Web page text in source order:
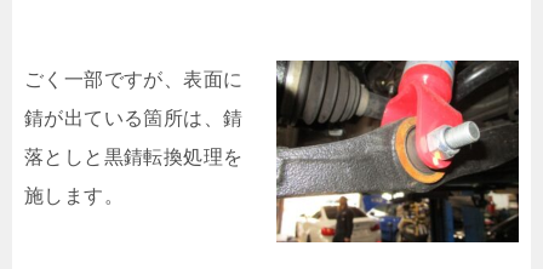
ごく一部ですが、表面に
錆が出ている箇所は、錆
落としと黒錆転換処理を
施します。